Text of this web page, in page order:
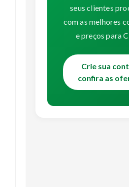
seus clientes
com as melhores
e preços para
Crie sua
confira as